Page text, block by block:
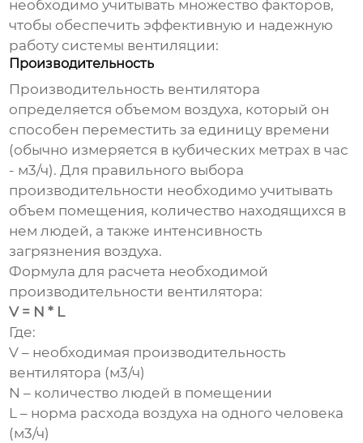
необходимо учитывать множество факторов,
чтобы обеспечить эффективную и надежную
работу системы вентиляции:
Производительность
Производительность вентилятора
определяется объемом воздуха, который он
способен переместить за единицу времени
(обычно измеряется в кубических метрах в час
- м3/ч). Для правильного выбора
производительности необходимо учитывать
объем помещения, количество находящихся в
нем людей, а также интенсивность
загрязнения воздуха.
Формула для расчета необходимой
производительности вентилятора:
V = N * L
Где:
V – необходимая производительность
вентилятора (м3/ч)
N – количество людей в помещении
L – норма расхода воздуха на одного человека
(м3/ч)